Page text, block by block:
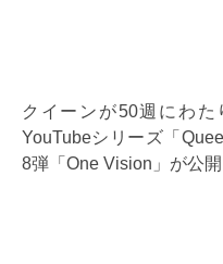
クイーンが50週にわ
YouTubeシリーズ「
8弾「One Vision」が公開